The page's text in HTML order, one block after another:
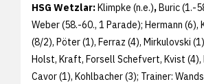
HSG Wetzlar:Klimpke (n.e.),Buric (1.-
Weber (58.-60., 1 Parade); Hermann (6),
(8/2), Pöter (1), Ferraz (4), Mirkulovski
Holst, Kraft, Forsell Schefvert, Kvist (4),
Cavor (1), Kohlbacher (3); Trainer: